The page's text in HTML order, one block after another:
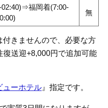
福岡着(7:00-
無
きませんので、必要な方
復送迎+8,000円で追加可能
ューホテル 』指定です。